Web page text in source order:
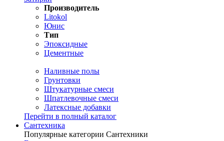
Производитель
Litokol
Юнис
Тип
Эпоксидные
Цементные
Наливные полы
Грунтовки
Штукатурные смеси
Шпатлевочные смеси
Латексные добавки
Перейти в полный каталог
Сантехника
Популярные категории Сантехники